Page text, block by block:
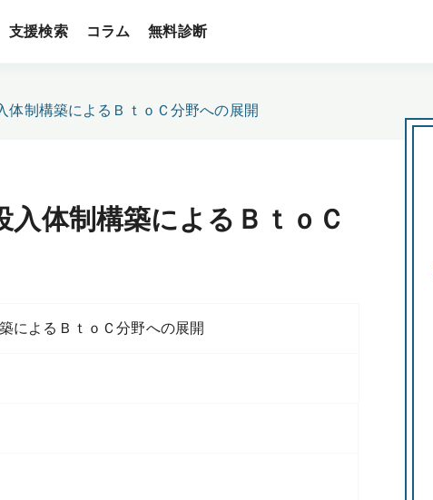
支援検索 コラム 無料診断
体制構築によるＢｔｏＣ分野への展開
入体制構築によるＢｔｏＣ
によるＢｔｏＣ分野への展開